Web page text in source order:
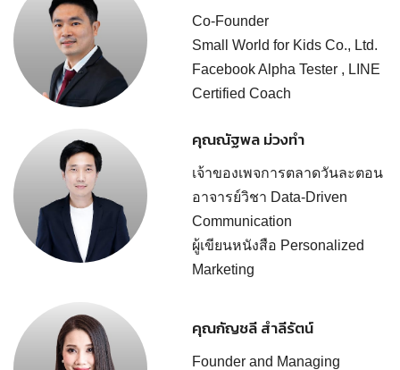
Co-Founder
Small World for Kids Co., Ltd.
Facebook Alpha Tester , LINE
Certified Coach
คุณณัฐพล ม่วงทำ
เจ้าของเพจการตลาดวันละตอน
อาจารย์วิชา Data-Driven
Communication
ผู้เขียนหนังสือ Personalized
Marketing
คุณกัญชลี สำลีรัตน์
Founder and Managing